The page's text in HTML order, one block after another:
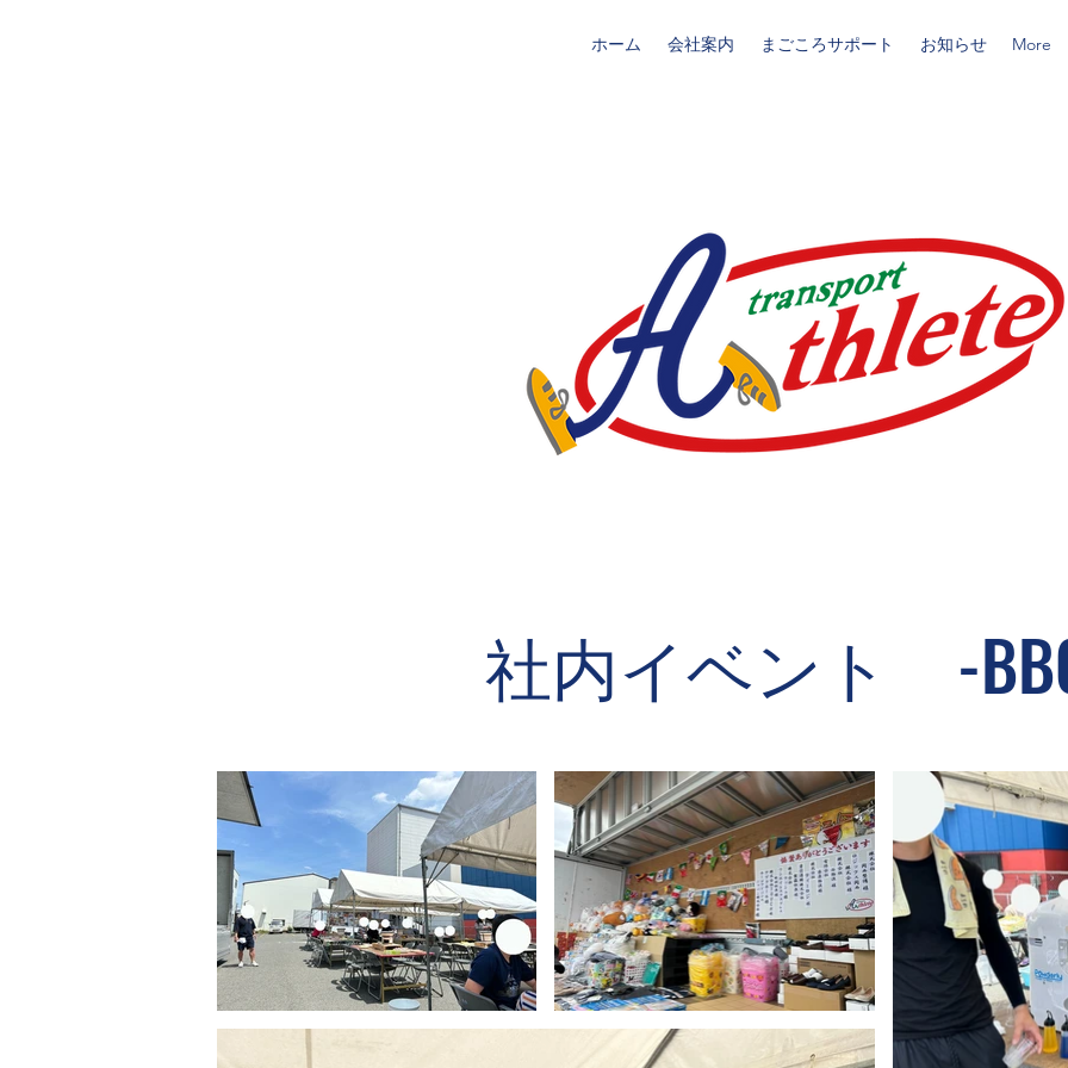
ホーム 会社案内 まごころサポート お知らせ More
社内イベント -